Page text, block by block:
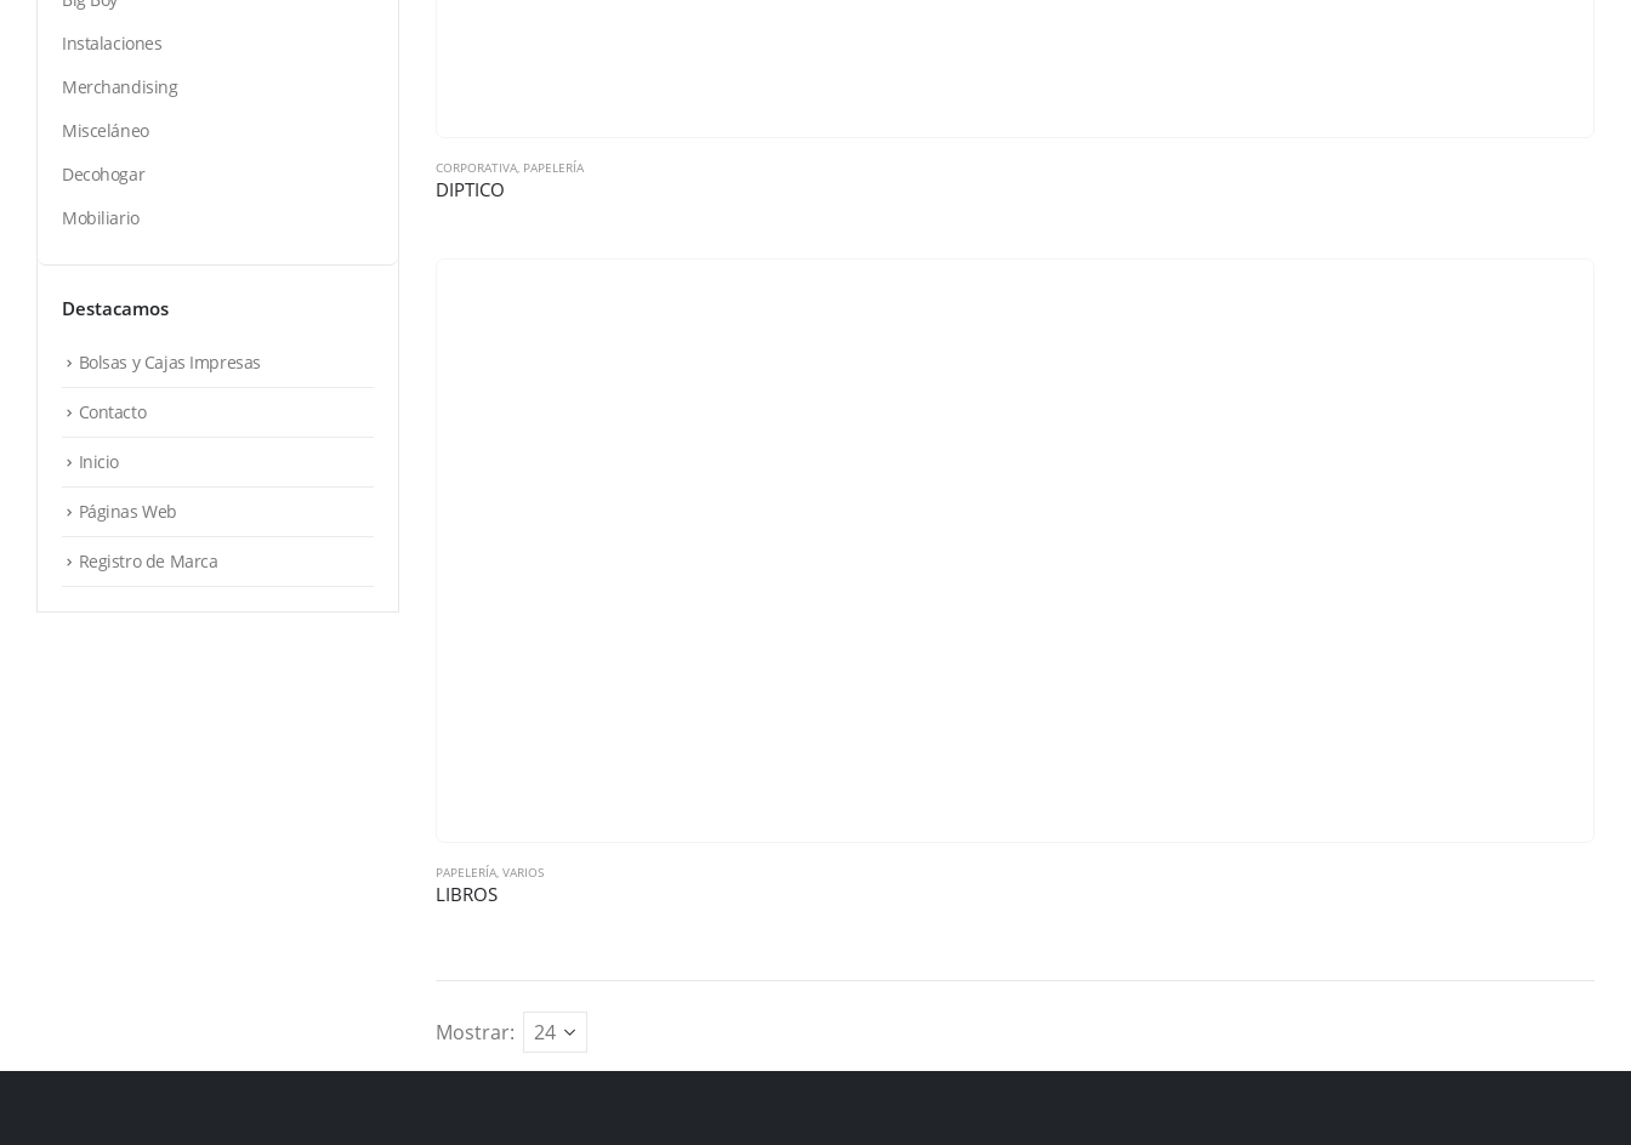
CORPORATIVA, PAPELERÍA
DIPTICO
PAPELERÍA, VARIOS
LIBROS
Mostrar:
Instalaciones
Merchandising
Misceláneo
Decohogar
Mobiliario
Destacamos
Bolsas y Cajas Impresas
Contacto
Inicio
Páginas Web
Registro de Marca